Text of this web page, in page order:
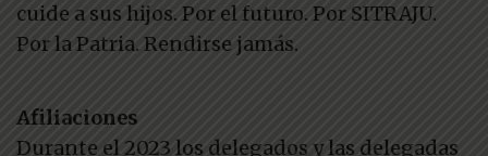
cuide a sus hijos. Por el futuro. Por SITRAJU.
Por la Patria. Rendirse jamás.
Afiliaciones
Durante el 2023 los delegados y las delegadas